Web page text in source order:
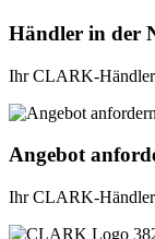
Händler in der
Ihr CLARK-Händler
Angebot
Ihr CLARK-Händler